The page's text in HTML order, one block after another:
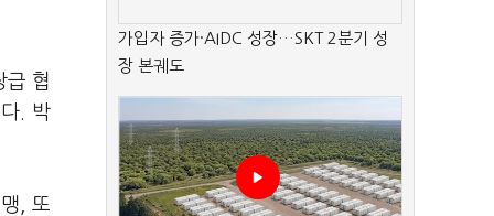
급 협
. 박
, 또
가입자 증가·AIDC 성장…SKT 2분기 성
장 본궤도